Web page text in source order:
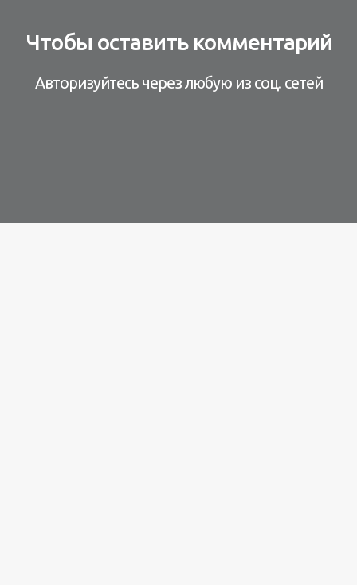
Чтобы оставить комментарий
Авторизуйтесь через любую из соц. сетей